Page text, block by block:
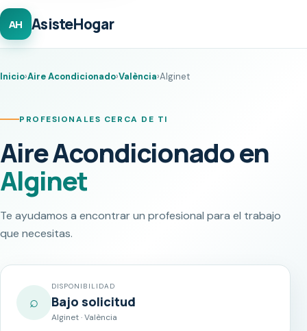
AH AsisteHogar
Inicio›Aire Acondicionado›València›Alginet
PROFESIONALES CERCA DE TI
Aire Acondicionado en
Alginet
Te ayudamos a encontrar un profesional para el trabajo
que necesitas.
⌕
DISPONIBILIDAD
Bajo solicitud
Alginet · València